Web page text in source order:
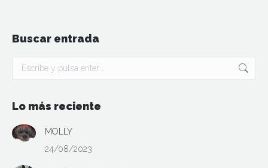
Buscar entrada
Buscar:
Lo más reciente
MOLLY
24/08/2023